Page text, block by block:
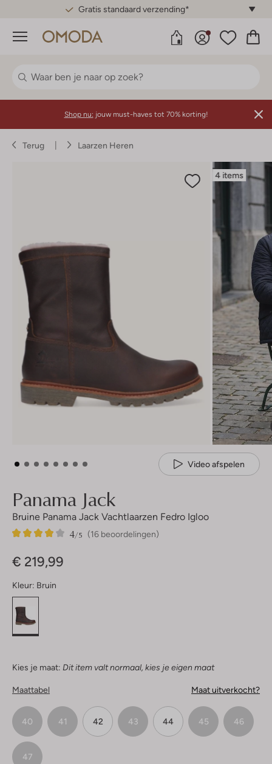
Gratis standaard verzending*
Menu
Shop nu: jouw must-haves tot 70% korting!
Terug Laarzen Heren
4 items
Video afspelen
Panama Jack
Bruine Panama Jack Vachtlaarzen Fedro Igloo
(16 beoordelingen)
4/5
16
4
€ 219,99
Kleur: Bruin
Kies je maat: Dit item valt normaal, kies je eigen maat
Maattabel Maat uitverkocht?
40 41 42 43 44 45 46
47